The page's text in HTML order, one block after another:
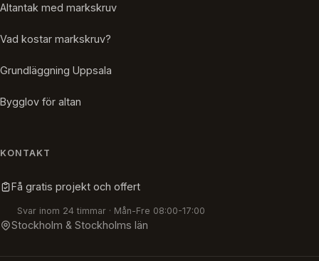
Altantak med markskruv
Vad kostar markskruv?
Grundläggning Uppsala
Bygglov för altan
KONTAKT
Få gratis projekt och offert
Svar inom 24 timmar · Mån-Fre 08:00-17:00
Stockholm & Stockholms län